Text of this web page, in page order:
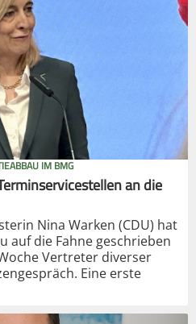
IM BMG
an die
Nina Warken (CDU) hat
auf die Fahne geschrieben
Vertreter diverser
Eine erste